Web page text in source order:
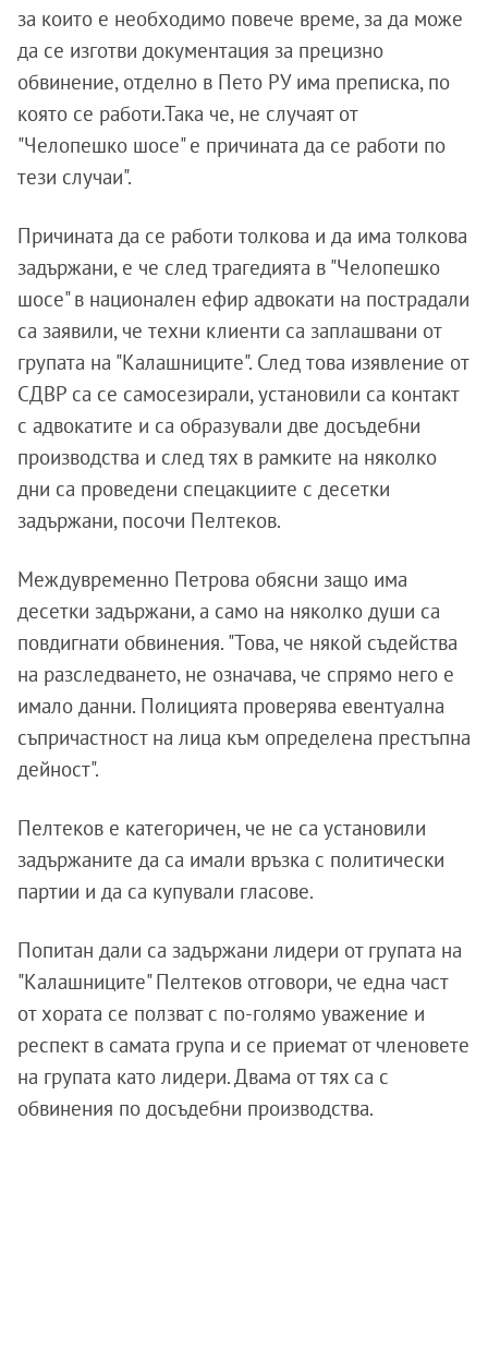
за които е необходимо повече време, за да може
да се изготви документация за прецизно
обвинение, отделно в Пето РУ има преписка, по
която се работи.Така че, не случаят от
"Челопешко шосе" е причината да се работи по
тези случаи".
Причината да се работи толкова и да има толкова
задържани, е че след трагедията в "Челопешко
шосе" в национален ефир адвокати на пострадали
са заявили, че техни клиенти са заплашвани от
групата на "Калашниците". След това изявление от
СДВР са се самосезирали, установили са контакт
с адвокатите и са образували две досъдебни
производства и след тях в рамките на няколко
дни са проведени спецакциите с десетки
задържани, посочи Пелтеков.
Междувременно Петрова обясни защо има
десетки задържани, а само на няколко души са
повдигнати обвинения. "Това, че някой съдейства
на разследването, не означава, че спрямо него е
имало данни. Полицията проверява евентуална
съпричастност на лица към определена престъпна
дейност".
Пелтеков е категоричен, че не са установили
задържаните да са имали връзка с политически
партии и да са купували гласове.
Попитан дали са задържани лидери от групата на
"Калашниците" Пелтеков отговори, че една част
от хората се ползват с по-голямо уважение и
респект в самата група и се приемат от членовете
на групата като лидери. Двама от тях са с
обвинения по досъдебни производства.